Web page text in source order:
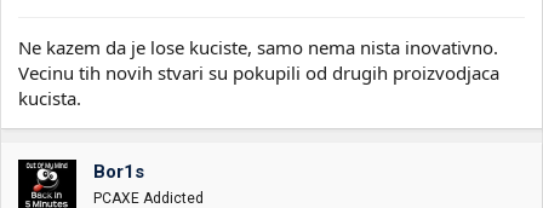
Ne kazem da je lose kuciste, samo nema nista inovativno.
Vecinu tih novih stvari su pokupili od drugih proizvodjaca
kucista.
Bor1s
PCAXE Addicted